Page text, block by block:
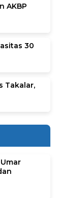
AKBP
30
Takalar,